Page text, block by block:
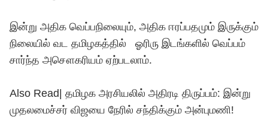
இன்று அதிக வெப்பநிலையும், அதிக ஈரப்பதமும் இருக்கும்
நிலையில் வட தமிழகத்தில் ஓரிரு இடங்களில் வெப்பம்
சார்ந்த அசௌகரியம் ஏற்படலாம்.
Also Read| தமிழக அரசியலில் அதிரடி திருப்பம்: இன்று
முதலமைச்சர் விஜயை நேரில் சந்திக்கும் அன்புமணி!